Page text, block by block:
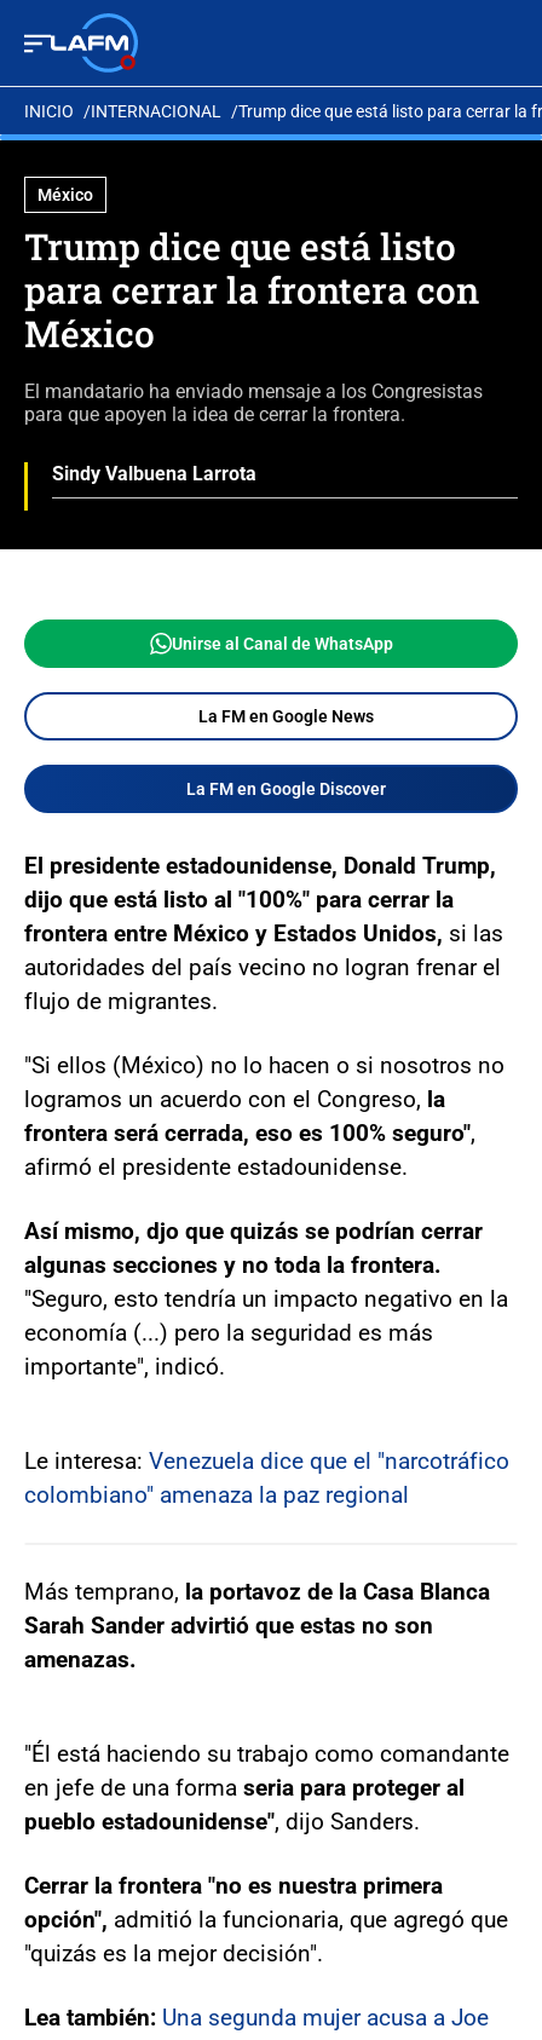
INICIO INTERNACIONAL Trump dice que está listo para cerrar la
México
Trump dice que está listo
para cerrar la frontera con
México
El mandatario ha enviado mensaje a los Congresistas
para que apoyen la idea de cerrar la frontera.
Sindy Valbuena Larrota
Unirse al Canal de WhatsApp
La FM en Google News
La FM en Google Discover
El presidente estadounidense, Donald Trump,
dijo que está listo al "100%" para cerrar la
frontera entre México y Estados Unidos, si las
autoridades del país vecino no logran frenar el
flujo de migrantes.
"Si ellos (México) no lo hacen o si nosotros no
logramos un acuerdo con el Congreso, la
frontera será cerrada, eso es 100% seguro",
afirmó el presidente estadounidense.
Así mismo, djo que quizás se podrían cerrar
algunas secciones y no toda la frontera.
"Seguro, esto tendría un impacto negativo en la
economía (...) pero la seguridad es más
importante", indicó.
Le interesa: Venezuela dice que el "narcotráfico
colombiano" amenaza la paz regional
Más temprano, la portavoz de la Casa Blanca
Sarah Sander advirtió que estas no son
amenazas.
"Él está haciendo su trabajo como comandante
en jefe de una forma seria para proteger al
pueblo estadounidense", dijo Sanders.
Cerrar la frontera "no es nuestra primera
opción", admitió la funcionaria, que agregó que
"quizás es la mejor decisión".
Lea también: Una segunda mujer acusa a Joe